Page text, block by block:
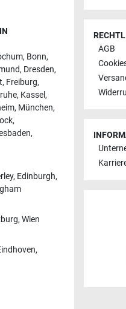
, Bonn,
, Dresden,
, Freiburg,
, Kassel,
, München,
,
,
, Edinburgh,
, Wien
,
AGB